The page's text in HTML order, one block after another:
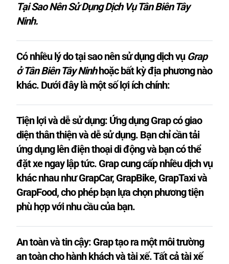
Bình Thuận 6.000₫/1km
Bến Tre 6.000₫/1km
Giá Cước Taxi 4 Chỗ, 7 Chỗ
Loại Xe Giá thành
Taxi 4 Chỗ Loại Nhỏ
Taxi 4 Chỗ Loại Lớn 15.000₫/1km
Taxi 7 Chỗ MPV Cỡ Nhỏ 17.000₫/1km
Taxi 7-8 Chỗ SUV Cỡ Lớn 19.000₫/1km
Tại Sao Nên Sử Dụng Dịch Vụ Tân Biên Tây
Ninh.
Có nhiều lý do tại sao nên sử dụng dịch vụ Grap
ở Tân Biên Tây Ninh hoặc bất kỳ địa phương nào
khác. Dưới đây là một số lợi ích chính:
Tiện lợi và dễ sử dụng: Ứng dụng Grap có giao
diện thân thiện và dễ sử dụng. Bạn chỉ cần tải
ứng dụng lên điện thoại di động và bạn có thể
đặt xe ngay lập tức. Grap cung cấp nhiều dịch vụ
khác nhau như GrapCar, GrapBike, GrapTaxi và
GrapFood, cho phép bạn lựa chọn phương tiện
phù hợp với nhu cầu của bạn.
An toàn và tin cậy: Grap tạo ra một môi trường
an toàn cho hành khách và tài xế. Tất cả tài xế